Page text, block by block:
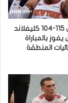
نيويورك نيكس 115-104 كليفلاند
بالمباراة
المنطقة